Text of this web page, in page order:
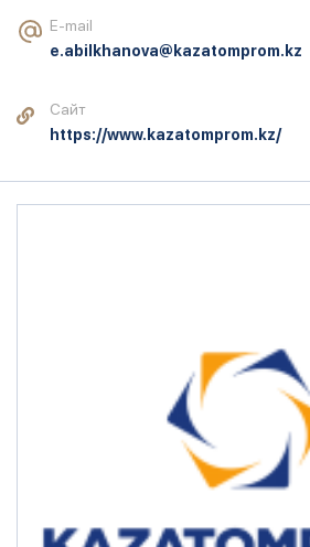
E-mail
e.abilkhanova@kazatomprom.kz
Сайт
https://www.kazatomprom.kz/